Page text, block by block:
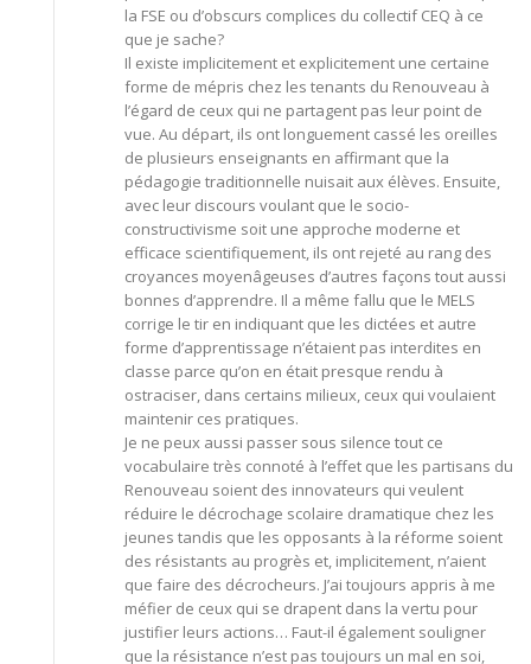
la FSE ou d’obscurs complices du collectif CEQ à ce
que je sache?
Il existe implicitement et explicitement une certaine
forme de mépris chez les tenants du Renouveau à
l’égard de ceux qui ne partagent pas leur point de
vue. Au départ, ils ont longuement cassé les oreilles
de plusieurs enseignants en affirmant que la
pédagogie traditionnelle nuisait aux élèves. Ensuite,
avec leur discours voulant que le socio-
constructivisme soit une approche moderne et
efficace scientifiquement, ils ont rejeté au rang des
croyances moyenâgeuses d’autres façons tout aussi
bonnes d’apprendre. Il a même fallu que le MELS
corrige le tir en indiquant que les dictées et autre
forme d’apprentissage n’étaient pas interdites en
classe parce qu’on en était presque rendu à
ostraciser, dans certains milieux, ceux qui voulaient
maintenir ces pratiques.
Je ne peux aussi passer sous silence tout ce
vocabulaire très connoté à l’effet que les partisans du
Renouveau soient des innovateurs qui veulent
réduire le décrochage scolaire dramatique chez les
jeunes tandis que les opposants à la réforme soient
des résistants au progrès et, implicitement, n’aient
que faire des décrocheurs. J’ai toujours appris à me
méfier de ceux qui se drapent dans la vertu pour
justifier leurs actions… Faut-il également souligner
que la résistance n’est pas toujours un mal en soi,